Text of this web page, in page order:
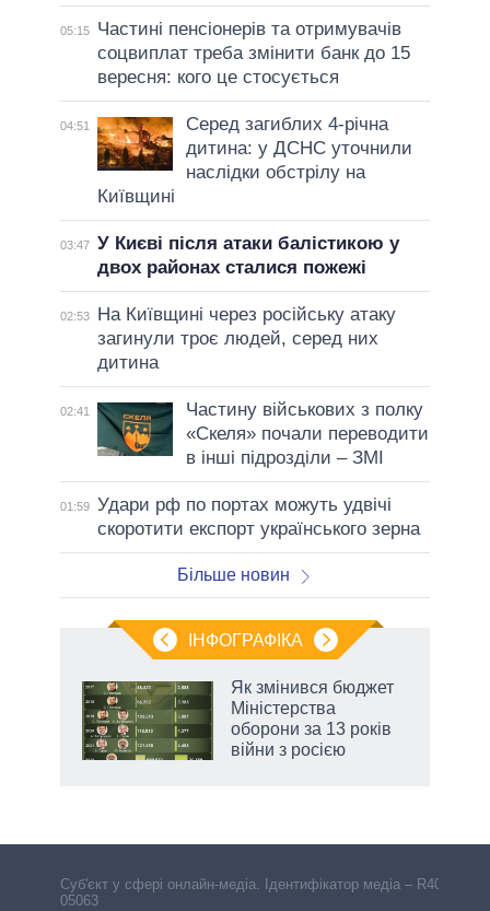
05:15
Частині пенсіонерів та отримувачів
соцвиплат треба змінити банк до 15
вересня: кого це стосується
04:51
Серед загиблих 4-річна
дитина: у ДСНС уточнили
наслідки обстрілу на
Київщині
03:47 У Києві після атаки балістикою у
двох районах сталися пожежі
02:53
На Київщині через російську атаку
загинули троє людей, серед них
дитина
02:41
Частину військових з полку
«Скеля» почали переводити
в інші підрозділи – ЗМІ
01:59 Удари рф по портах можуть удвічі
скоротити експорт українського зерна
Більше новин
ІНФОГРАФІКА
Як змінився бюджет
Міністерства
оборони за 13 років
війни з росією
Cуб'єкт у сфері онлайн-медіа. Ідентифікатор медіа – R40-
05063